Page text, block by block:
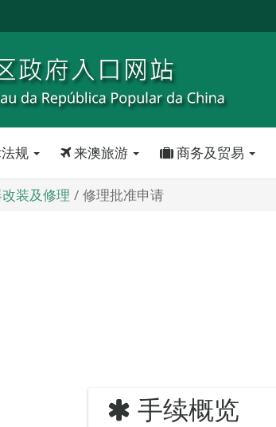
规 来澳旅游 商务及贸易
装及修理 修理批准申请
手续概览